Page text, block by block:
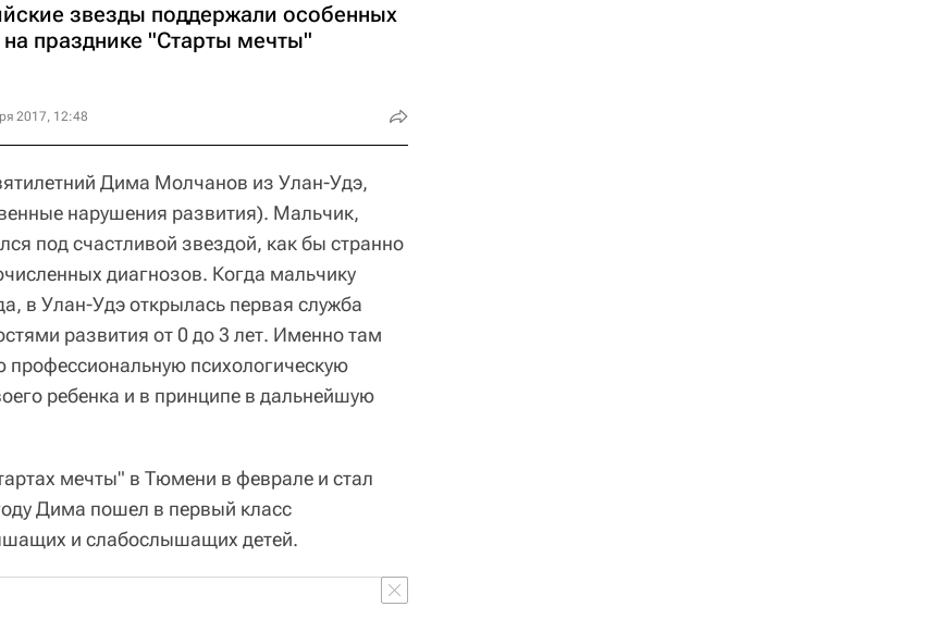
звезды поддержали особенных
на празднике "Старты мечты"
2017, 12:48
Дима Молчанов из Улан-Удэ,
нарушения развития). Мальчик,
под счастливой звездой, как бы странно
диагнозов. Когда мальчику
в Улан-Удэ открылась первая служба
развития от 0 до 3 лет. Именно там
психологическую
ребенка и в принципе в дальнейшую
мечты" в Тюмени в феврале и стал
Дима пошел в первый класс
и слабослышащих детей.